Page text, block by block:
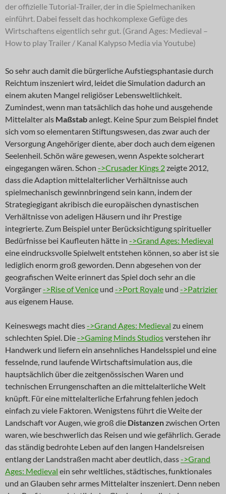
der offizielle Tutorial-Trailer, der in die Spielmechaniken
einführt. Dabei fesselt das hochkomplexe Gefüge des
Wirtschaftens eigentlich sehr gut. (Grand Ages: Medieval –
How to play Trailer / Kanal Kalypso Media via Youtube)
So sehr auch damit die bürgerliche Aufstiegsphantasie durch
Reichtum inszeniert wird, leidet die Simulation dadurch an
einem akuten Mangel religiöser Lebensweltlichkeit.
Zumindest, wenn man tatsächlich das hohe und ausgehende
Mittelalter als Maßstabanlegt. Keine Spur zum Beispiel findet
sich vom so elementaren Stiftungswesen, das zwar auch der
Versorgung Angehöriger diente, aber doch auch dem eigenen
Seelenheil. Schön wäre gewesen, wenn Aspekte solcherart
eingegangen wären. Schon ->Crusader Kings 2zeigte 2012,
dass die Adaption mittelalterlicher Verhältnisse auch
spielmechanisch gewinnbringend sein kann, indem der
Strategiegigant akribisch die europäischen dynastischen
Verhältnisse von adeligen Häusern und ihr Prestige
integrierte. Zum Beispiel unter Berücksichtigung spiritueller
Bedürfnisse bei Kaufleuten hätte in ->Grand Ages: Medieval
eine eindrucksvolle Spielwelt entstehen können, so aber ist sie
lediglich enorm groß geworden. Denn abgesehen von der
geografischen Weite erinnert das Spiel doch sehr an die
Vorgänger->Rise of Venice und ->Port Royale und ->Patrizier
aus eigenem Hause.
Keineswegs macht dies->Grand Ages: Medieval zu einem
schlechten Spiel. Die->Gaming Minds Studiosverstehen ihr
Handwerk und liefern ein ansehnliches Handelsspiel und eine
fesselnde, rund laufende Wirtschaftsimulation aus, die
hauptsächlich über die zeitgenössischen Waren und
technischen Errungenschaften an die mittelalterliche Welt
knüpft. Für eine mittelalterliche Erfahrung fehlen jedoch
einfach zu viele Faktoren. Wenigstens führt die Weite der
Landschaft vor Augen, wie groß die Distanzenzwischen Orten
waren, wie beschwerlich das Reisen und wie gefährlich. Gerade
das ständig bedrohte Leben auf den langen Handelsreisen
entlang der Landstraßen macht aber deutlich, dass->Grand
Ages: Medieval ein sehr weltliches, städtisches, funktionales
und an Glauben sehr armes Mittelalter inszeniert. Denn neben